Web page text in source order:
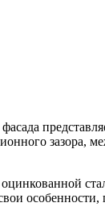
зазора,
особенности,